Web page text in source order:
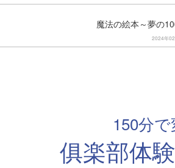
魔法の絵本～夢の
2024年
150分で
俱楽部体